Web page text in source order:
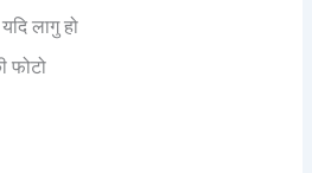
लागु हो
फोटो